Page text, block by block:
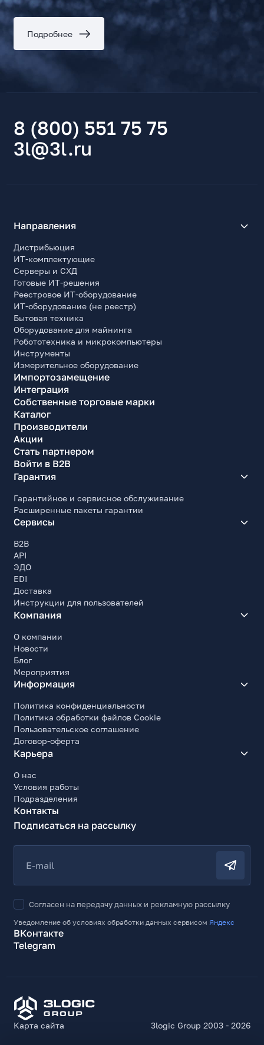
Подробнее
8 (800) 551 75 75
3l@3l.ru
Направления
Дистрибьюция
ИТ-комплектующие
Серверы и СХД
Готовые ИТ-решения
Реестровое ИТ-оборудование
ИТ-оборудование (не реестр)
Бытовая техника
Оборудование для майнинга
Робототехника и микрокомпьютеры
Инструменты
Измерительное оборудование
Импортозамещение
Интеграция
Собственные торговые марки
Каталог
Производители
Акции
Стать партнером
Войти в B2B
Гарантия
Гарантийное и сервисное обслуживание
Расширенные пакеты гарантии
Сервисы
B2B
API
ЭДО
EDI
Доставка
Инструкции для пользователей
Компания
О компании
Новости
Блог
Мероприятия
Информация
Политика конфиденциальности
Политика обработки файлов Cookie
Пользовательское соглашение
Договор-оферта
Карьера
О нас
Условия работы
Подразделения
Контакты
Подписаться на рассылку
E-mail
Согласен на передачу данных и рекламную рассылку
Уведомление об условиях обработки данных сервисом Яндекс
ВКонтакте
Telegram
Карта сайта 3logic Group 2003 - 2026